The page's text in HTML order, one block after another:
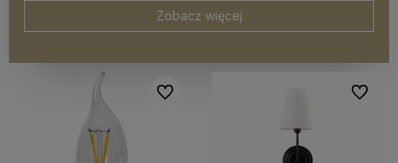
Zobacz więcej
Do ulubionych Do